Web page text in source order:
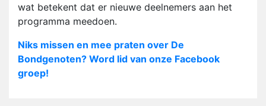
wat betekent dat er nieuwe deelnemers aan het
programma meedoen.
Niks missen en mee praten over De
Bondgenoten? Word lid van onze Facebook
groep!